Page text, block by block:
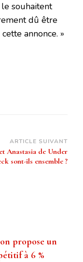
souhaitent
dû être
annonce. »
ARTICLE SUIVANT
Anastasia de Under
sont-ils ensemble ?
propose un
à 6 %